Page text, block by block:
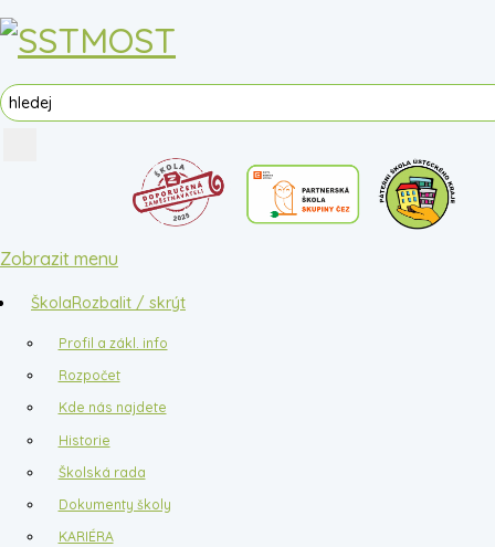
Zobrazit menu
ŠkolaRozbalit / skrýt
Profil a zákl. info
Rozpočet
Kde nás najdete
Historie
Školská rada
Dokumenty školy
KARIÉRA